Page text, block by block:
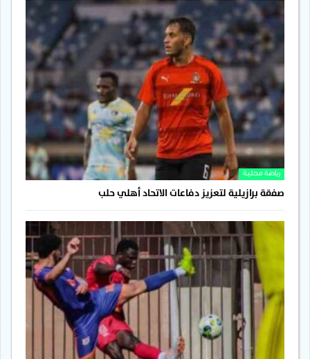
رياضة محلية
صفقة برازيلية لتعزيز دفاعات الاتحاد أهلي حلب